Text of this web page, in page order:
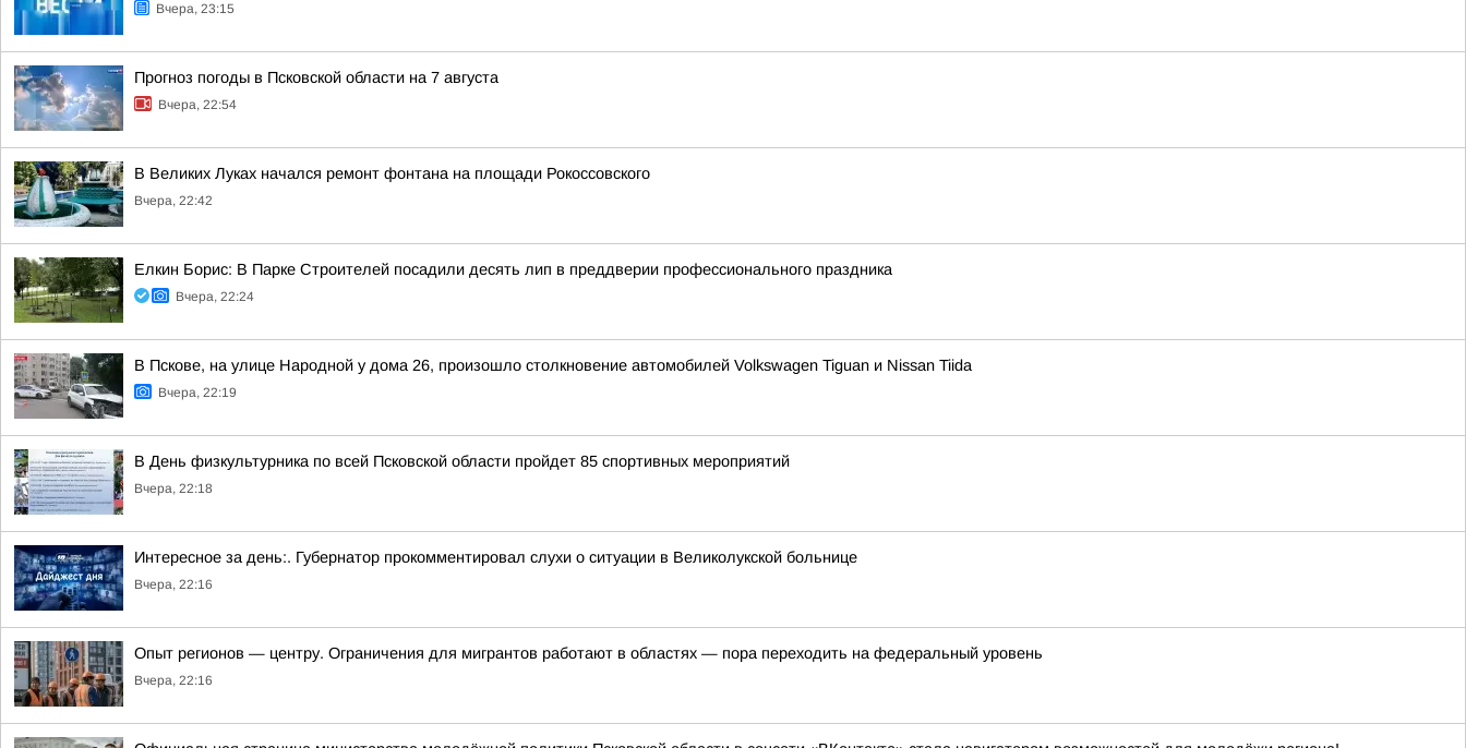
Вчера, 23:15
Прогноз погоды в Псковской области на 7 августа
Вчера, 22:54
В Великих Луках начался ремонт фонтана на площади Рокоссовского
Вчера, 22:42
Елкин Борис: В Парке Строителей посадили десять лип в преддверии профессионального праздника
Вчера, 22:24
В Пскове, на улице Народной у дома 26, произошло столкновение автомобилей Volkswagen Tiguan и Nissan Tiida
Вчера, 22:19
В День физкультурника по всей Псковской области пройдет 85 спортивных мероприятий
Вчера, 22:18
Интересное за день:. Губернатор прокомментировал слухи о ситуации в Великолукской больнице
Вчера, 22:16
Опыт регионов — центру. Ограничения для мигрантов работают в областях — пора переходить на федеральный уровень
Вчера, 22:16